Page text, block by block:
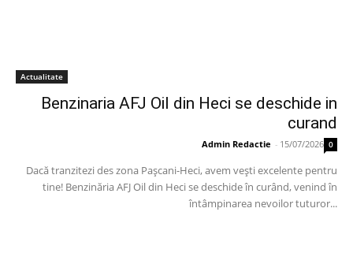
Actualitate
Benzinaria AFJ Oil din Heci se deschide in
curand
Admin Redactie - 15/07/2026 0
Dacă tranzitezi des zona Pașcani-Heci, avem vești excelente pentru
tine! Benzinăria AFJ Oil din Heci se deschide în curând, venind în
întâmpinarea nevoilor tuturor...